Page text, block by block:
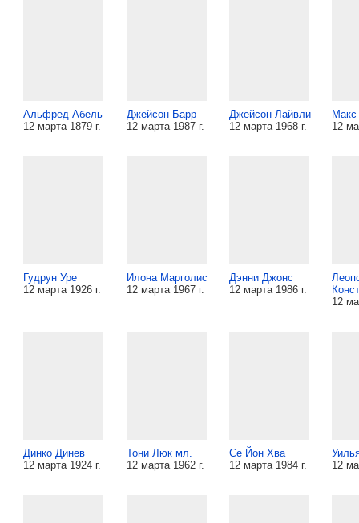
Альфред Абель
12 марта 1879 г.
Джейсон Барр
12 марта 1987 г.
Джейсон Лайвли
12 марта 1968 г.
12
Гудрун Уре
12 марта 1926 г.
Илона Марголис
12 марта 1967 г.
Дэнни Джонс
12 марта 1986 г.
12
Динко Динев
12 марта 1924 г.
Тони Люк мл.
12 марта 1962 г.
Се Йон Хва
12 марта 1984 г.
12